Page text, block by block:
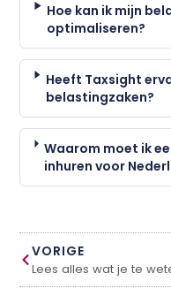
Hoe kan ik mijn
optimaliseren?
Heeft Taxsight
belastingzaken?
Waarom moet ik
inhuren voor
VORIGE